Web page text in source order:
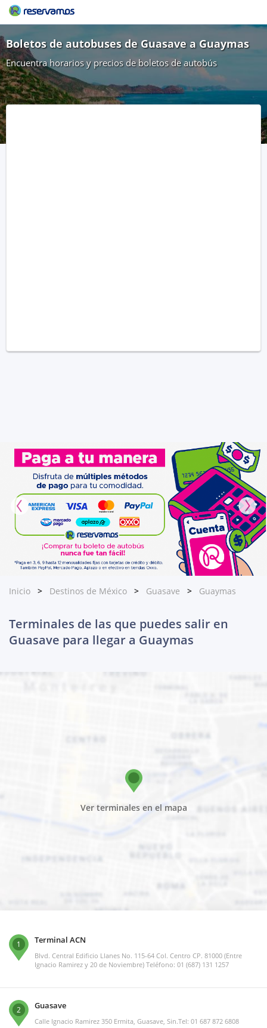
Boletos de autobuses de Guasave a Guaymas
Encuentra horarios y precios de boletos de autobús
Inicio Destinos de México Guasave Guaymas
Terminales de las que puedes salir en
Guasave para llegar a Guaymas
Ver terminales en el mapa
1 Terminal ACN
Blvd. Central Edificio Llanes No. 115-64 Col. Centro CP. 81000 (Entre
Ignacio Ramirez y 20 de Noviembre) Teléfono: 01 (687) 131 1257
2 Guasave
Calle Ignacio Ramirez 350 Ermita, Guasave, Sin.Tel: 01 687 872 6808